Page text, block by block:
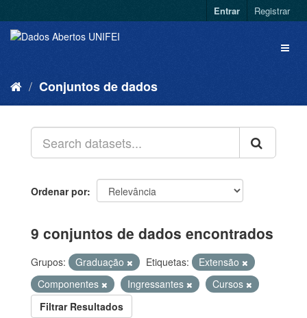
Entrar Registrar
Conjuntos de dados
Ordenar por
9 conjuntos de dados encontrados
Grupos: Graduação Etiquetas:
Extensão
Componentes
Ingressantes
Cursos
Filtrar Resultados